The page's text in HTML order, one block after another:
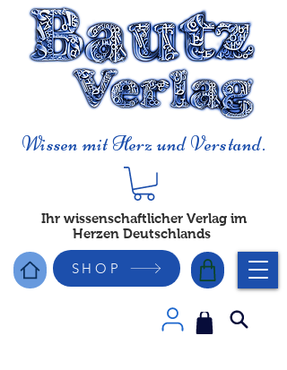
Wissen mit Herz und Verstand.
Ihr wissenschaftlicher Verlag im
Herzen Deutschlands
SHOP